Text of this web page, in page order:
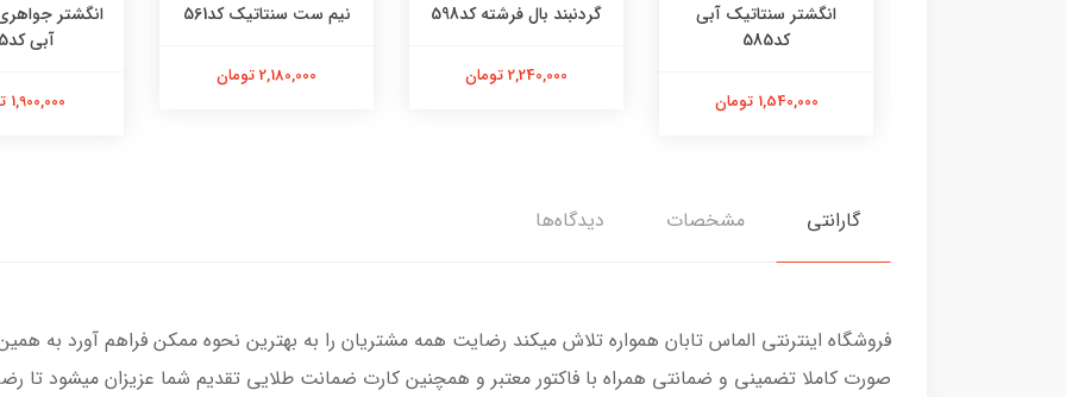
انگشتر سنتاتیک آبی
کد585
1,540,000 تومان
گردنبند بال فرشته کد598
2,240,000 تومان
نیم ست سنتاتیک کد561
2,180,000 تومان
انگشتر
آبی کد565
1,900,000 تومان
گارانتی مشخصات دیدگاه‌ها
فروشگاه اینترنتی الماس تابان همواره تلاش میکند رضایت همه مشتریان را به بهترین نحوه ممکن فراهم آورد به
صورت کاملا تضمینی و ضمانتی همراه با فاکتور معتبر و همچنین کارت ضمانت طلایی تقدیم شما عزیزان میشود تا